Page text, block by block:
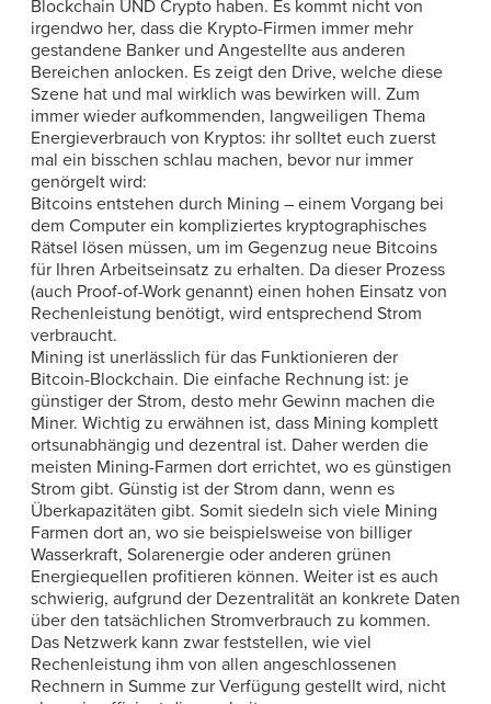
Blockchain UND Crypto haben. Es kommt nicht von
irgendwo her, dass die Krypto-Firmen immer mehr
gestandene Banker und Angestellte aus anderen
Bereichen anlocken. Es zeigt den Drive, welche diese
Szene hat und mal wirklich was bewirken will. Zum
immer wieder aufkommenden, langweiligen Thema
Energieverbrauch von Kryptos: ihr solltet euch zuerst
mal ein bisschen schlau machen, bevor nur immer
genörgelt wird:
Bitcoins entstehen durch Mining – einem Vorgang bei
dem Computer ein kompliziertes kryptographisches
Rätsel lösen müssen, um im Gegenzug neue Bitcoins
für Ihren Arbeitseinsatz zu erhalten. Da dieser Prozess
(auch Proof-of-Work genannt) einen hohen Einsatz von
Rechenleistung benötigt, wird entsprechend Strom
verbraucht.
Mining ist unerlässlich für das Funktionieren der
Bitcoin-Blockchain. Die einfache Rechnung ist: je
günstiger der Strom, desto mehr Gewinn machen die
Miner. Wichtig zu erwähnen ist, dass Mining komplett
ortsunabhängig und dezentral ist. Daher werden die
meisten Mining-Farmen dort errichtet, wo es günstigen
Strom gibt. Günstig ist der Strom dann, wenn es
Überkapazitäten gibt. Somit siedeln sich viele Mining
Farmen dort an, wo sie beispielsweise von billiger
Wasserkraft, Solarenergie oder anderen grünen
Energiequellen profitieren können. Weiter ist es auch
schwierig, aufgrund der Dezentralität an konkrete Daten
über den tatsächlichen Stromverbrauch zu kommen.
Das Netzwerk kann zwar feststellen, wie viel
Rechenleistung ihm von allen angeschlossenen
Rechnern in Summe zur Verfügung gestellt wird, nicht